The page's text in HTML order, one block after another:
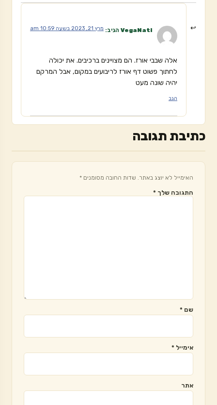
VegaNati הגיב: מרץ 21, 2023 בשעה 10:59 am
אלה שבבי אורז. הם מצויינים ברכיבים. את יכולה
לחתוך פשוט דף אורז לריבועים במקום, אבל המרקם
יהיה שונה מעט
הגב
כתיבת תגובה
האימייל לא יוצג באתר. שדות החובה מסומנים *
התגובה שלך *
שם *
אימייל *
אתר